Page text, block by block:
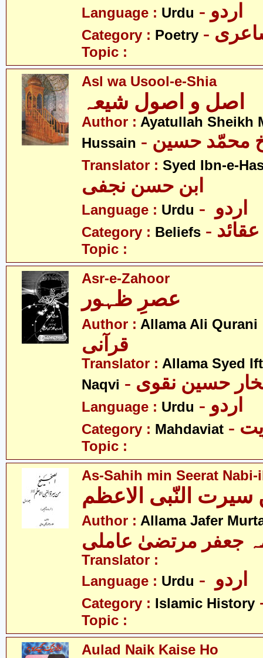
Language : Urdu - اردو
Category : Poetry
Topic :
Asl wa Usool-e-Shia
Author : Ayatullah Sheikh
Hussain
محمّد حسین
Translator : Syed Ibn-e-
ابن حسن نجفی
Language : Urdu
Category : Beliefs - عقائد
Topic :
Asr-e-Zahoor
عصرِ ظہور
Author : Allama Ali Qurani
قرآنی
Translator : Allama Syed
Naqvi
حسین نقوی
Language : Urdu - اردو
Category : Mahdaviat
Topic :
As-Sahih min Seerat Nabi-
النّبی الاعظم
Author : Allama Jafer
Translator :
Language : Urdu
Category : Islamic History
Topic :
Aulad Naik Kaise Ho